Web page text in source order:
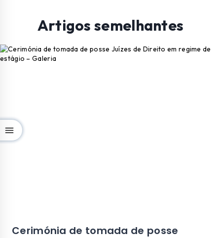
Artigos semelhantes
Cerimónia de tomada de posse